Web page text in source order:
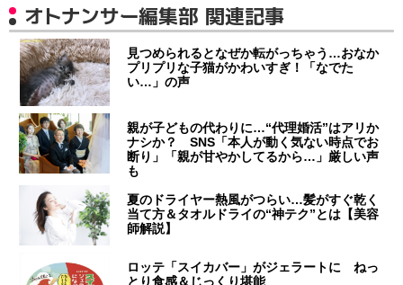
オトナンサー編集部 関連記事
見つめられるとなぜか転がっちゃう…おなか
プリプリな子猫がかわいすぎ！「なでた
い…」の声
親が子どもの代わりに…“代理婚活”はアリか
ナシか？ SNS「本人が動く気ない時点でお
断り」「親が甘やかしてるから…」厳しい声
も
夏のドライヤー熱風がつらい…髪がすぐ乾く
当て方＆タオルドライの“神テク”とは【美容
師解説】
ロッテ「スイカバー」がジェラートに ねっ
とり食感＆じっくり堪能